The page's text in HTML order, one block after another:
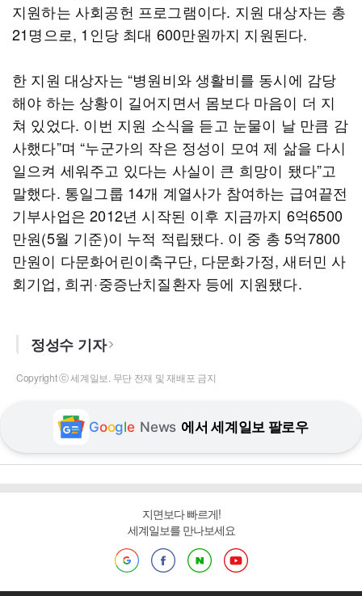
지원하는 사회공헌 프로그램이다. 지원 대상자는 총
21명으로, 1인당 최대 600만원까지 지원된다.
한 지원 대상자는 “병원비와 생활비를 동시에 감당
해야 하는 상황이 길어지면서 몸보다 마음이 더 지
쳐 있었다. 이번 지원 소식을 듣고 눈물이 날 만큼 감
사했다”며 “누군가의 작은 정성이 모여 제 삶을 다시
일으켜 세워주고 있다는 사실이 큰 희망이 됐다”고
말했다. 통일그룹 14개 계열사가 참여하는 급여끝전
기부사업은 2012년 시작된 이후 지금까지 6억6500
만원(5월 기준)이 누적 적립됐다. 이 중 총 5억7800
만원이 다문화어린이축구단, 다문화가정, 새터민 사
회기업, 희귀·중증난치질환자 등에 지원됐다.
정성수 기자
Copyright ⓒ 세계일보. 무단 전재 및 재배포 금지
Google News 에서 세계일보 팔로우
지면보다 빠르게!
세계일보를 만나보세요